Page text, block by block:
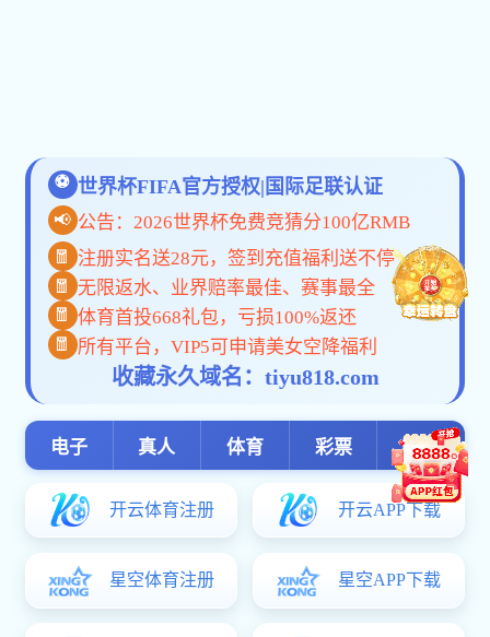
博鱼电子竞技:
学科科研
学科建设
科研平台
学术交流
相关链接
相关链接
江苏省教育厅
国家中医药管
中华人民共和
国家自然科学